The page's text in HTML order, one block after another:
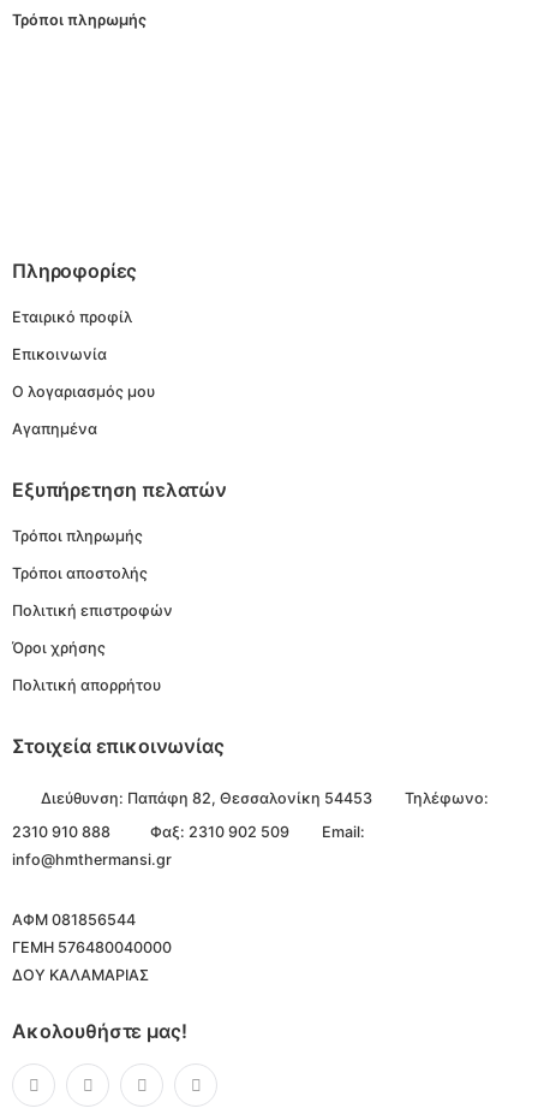
Τρόποι πληρωμής
Πληροφορίες
Εταιρικό προφίλ
Επικοινωνία
Ο λογαριασμός μου
Αγαπημένα
Εξυπήρετηση πελατών
Τρόποι πληρωμής
Τρόποι αποστολής
Πολιτική επιστροφών
Όροι χρήσης
Πολιτική απορρήτου
Στοιχεία επικοινωνίας
Διεύθυνση: Παπάφη 82, Θεσσαλονίκη 54453
Τηλέφωνο:
2310 910 888
Φαξ: 2310 902 509
Email:
info@hmthermansi.gr
ΑΦΜ 081856544
ΓΕΜΗ 576480040000
ΔΟΥ ΚΑΛΑΜΑΡΙΑΣ
Ακολουθήστε μας!